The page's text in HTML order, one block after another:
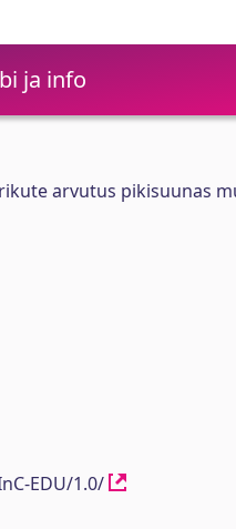
ja info
arvutus pikisuunas
EDU/1.0/